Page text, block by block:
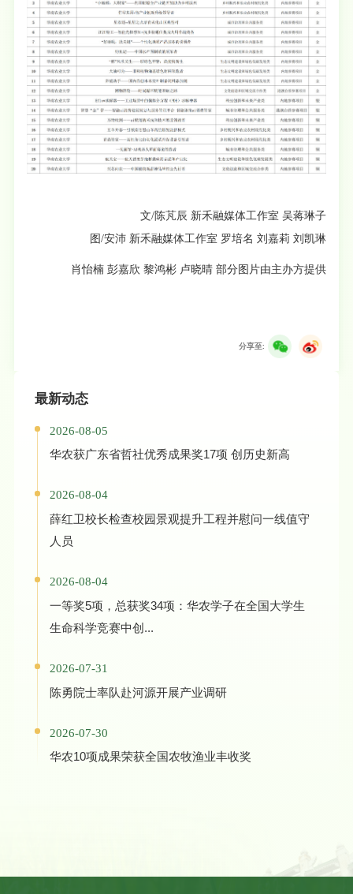
文/陈芃辰 新禾融媒体工作室 吴蒋琳子
图/安沛 新禾融媒体工作室 罗培名 刘嘉莉 刘凯琳
肖怡楠 彭嘉欣 黎鸿彬 卢晓晴 部分图片由主办方提供
分享至:
最新动态
2026-08-05
华农获广东省哲社优秀成果奖17项 创历史新高
2026-08-04
薛红卫校长检查校园景观提升工程并慰问一线值守
人员
2026-08-04
一等奖5项，总获奖34项：华农学子在全国大学生
生命科学竞赛中创...
2026-07-31
陈勇院士率队赴河源开展产业调研
2026-07-30
华农10项成果荣获全国农牧渔业丰收奖